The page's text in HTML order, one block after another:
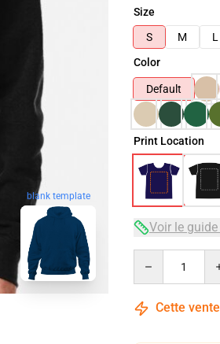
blank template
Size
S
M L
Color
Default
Print Location
Voir le
Cette